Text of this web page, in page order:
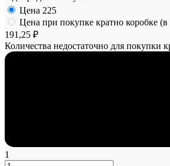
Цена 225
Цена при покупке кратно коробке
191,25 ₽
Количества недостаточно для покупки
1